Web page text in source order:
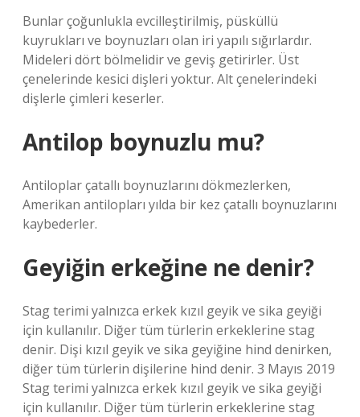
Bunlar çoğunlukla evcilleştirilmiş, püsküllü
kuyrukları ve boynuzları olan iri yapılı sığırlardır.
Mideleri dört bölmelidir ve geviş getirirler. Üst
çenelerinde kesici dişleri yoktur. Alt çenelerindeki
dişlerle çimleri keserler.
Antilop boynuzlu mu?
Antiloplar çatallı boynuzlarını dökmezlerken,
Amerikan antilopları yılda bir kez çatallı boynuzlarını
kaybederler.
Geyiğin erkeğine ne denir?
Stag terimi yalnızca erkek kızıl geyik ve sika geyiği
için kullanılır. Diğer tüm türlerin erkeklerine stag
denir. Dişi kızıl geyik ve sika geyiğine hind denirken,
diğer tüm türlerin dişilerine hind denir. 3 Mayıs 2019
Stag terimi yalnızca erkek kızıl geyik ve sika geyiği
için kullanılır. Diğer tüm türlerin erkeklerine stag